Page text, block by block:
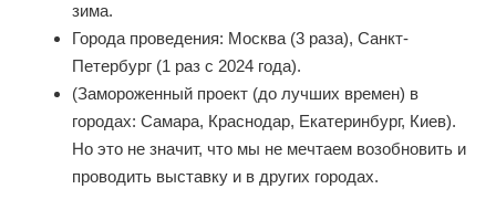
зима.
Города проведения: Москва (3 раза), Санкт-
Петербург (1 раз с 2024 года).
(Замороженный проект (до лучших времен) в
городах: Самара, Краснодар, Екатеринбург, Киев).
Но это не значит, что мы не мечтаем возобновить и
проводить выставку и в других городах.